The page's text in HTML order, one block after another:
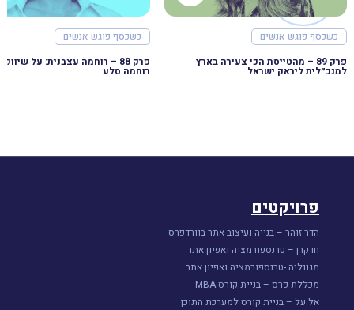
כשכסף פוגש אנשים
פרק 89 – מהטייסת הכי צעירה בארץ
למנכ״לית ליראק ישראל
כשכסף פוגש אנשים
רוחמה סלע
פרויקטים
הדר זוהר – בנייה ועיצוב אתר בוורדפרס
חדקרן – טרנספורמציה ואפיון אתר
מגנוליה -טרנספורמציה ואפיון אתר
מכללת פרס – בניית קורס MBA
אל על – בניית קורס למערכת התוכן